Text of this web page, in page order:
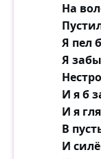
На
Я пел
Я
И я б
И я
В
И